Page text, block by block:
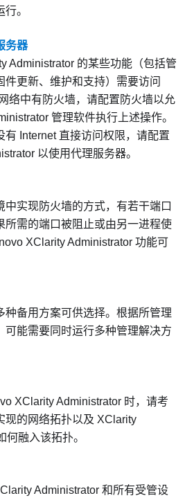
行。
务器
Administrator 的某些功能（包括管
件更新、维护和支持）需要访问
络中有防火墙，请配置防火墙以允
管理软件执行上述操作。
有 Internet 直接访问权限，请配置
以使用代理服务器。
中实现防火墙的方式，有若干端口
所需的端口被阻止或由另一进程使
XClarity Administrator 功能可
种备用方案可供选择。根据所管理
可能需要同时运行多种管理解决方
XClarity Administrator 时，请考
现的网络拓扑以及 XClarity
何融入该拓扑。
Administrator 和所有受管设